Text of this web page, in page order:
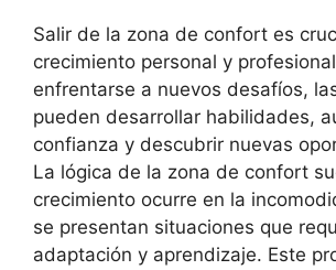
Salir de la zona de confort es
crecimiento personal y
enfrentarse a nuevos desafíos,
pueden desarrollar habilidades,
confianza y descubrir nuevas
La lógica de la zona de confort
crecimiento ocurre en la
se presentan situaciones que
adaptación y aprendizaje. Este